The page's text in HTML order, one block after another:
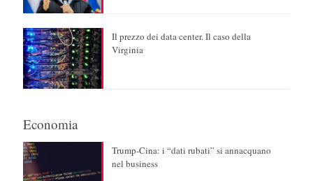
Il prezzo dei data center. Il caso della
Virginia
Economia
Trump-Cina: i “dati rubati” si annacquano
nel business